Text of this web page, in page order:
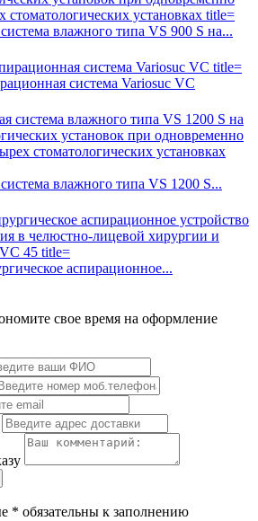
влажного типа VS 900 S на...
система Variosuc VC
влажного типа VS 1200 S...
аспирационное...
свое время на оформление
* обязательны к заполнению